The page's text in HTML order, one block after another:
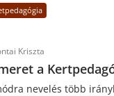
Kriszta
a
nevelés több